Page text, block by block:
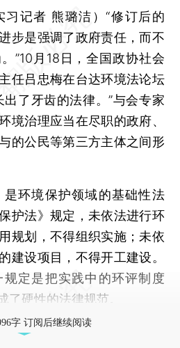
习记者 熊璐洁）“修订后的
步是强调了政府责任，而不
”10月18日，全国政协社会
任吕忠梅在台达环境法论坛
出了牙齿的法律。”与会专家
境治理应当在尽职的政府、
的公民等第三方主体之间形
环境保护领域的基础性法
护法》规定，未依法进行环
规划，不得组织实施；未依
建设项目，不得开工建设。
定是把实践中的环评制度
了硬性的法律规范。
字 订阅后继续阅读